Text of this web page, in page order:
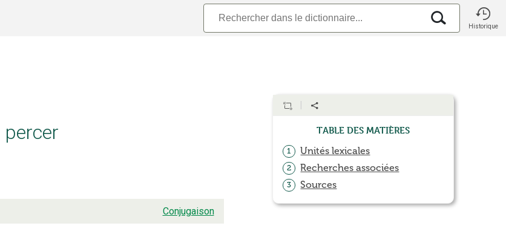
Historique
percer
Conjugaison
Table des matières
1 Unités lexicales
2 Recherches associées
3 Sources